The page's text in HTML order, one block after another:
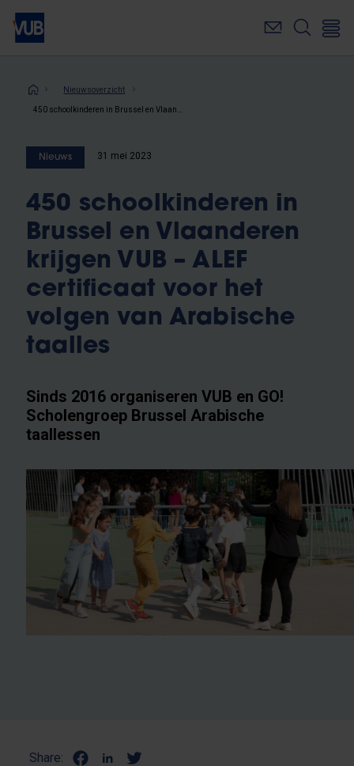
Overslaan
naar
inhoudKruimelpad
Nieuwsoverzicht
Nieuws 31 mei 2023
450 schoolkinderen in
Brussel en Vlaanderen
krijgen VUB – ALEF
certificaat voor het
volgen van Arabische
taalles
Sinds 2016 organiseren VUB en GO!
Scholengroep Brussel Arabische
taallessen
Share: